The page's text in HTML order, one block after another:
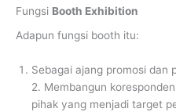
Fungsi Booth Exhibition
Adapun fungsi booth itu:
Sebagai ajang promosi dan
2. Membangun
pihak yang menjadi target